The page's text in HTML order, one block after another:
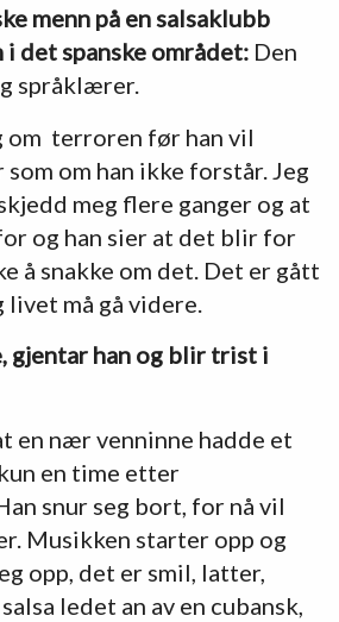
menn på en salsaklubb
i det spanske området:Den
språklærer.
om terroren før han vil
som om han ikke forstår. Jeg
meg flere ganger og at
og han sier at det blir for
å snakke om det. Det er gått
livet må gå videre.
gjentar han og blir trist i
en nær venninne hadde et
en time etter
snur seg bort, for nå vil
Musikken starter opp og
opp, det er smil, latter,
ledet an av en cubansk,